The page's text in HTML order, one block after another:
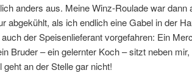
anders aus. Meine Winz-Roulade war dann
abgekühlt, als ich endlich eine Gabel in der
der Speisenlieferant vorgefahren: Ein
Bruder – ein gelernter Koch – sitzt neben
geht an der Stelle gar nicht!